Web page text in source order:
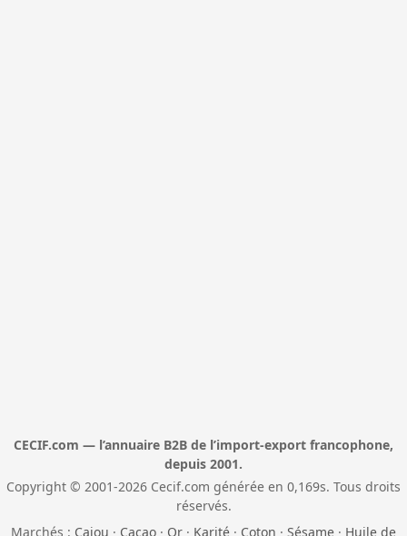
CECIF.com — l’annuaire B2B de l’import-export francophone,
depuis 2001.
Copyright © 2001-2026 Cecif.com générée en 0,169s. Tous droits
réservés.
Marchés : Cajou · Cacao · Or · Karité · Coton · Sésame · Huile de